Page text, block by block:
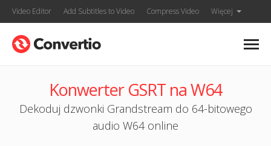
Video Editor Add Subtitles to Video Compress Video Więcej
Konwerter GSRT na W64
Dekoduj dzwonki Grandstream do 64-bitowego
audio W64 online